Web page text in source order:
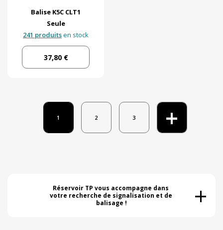
Balise K5C CLT1
Seule
241 produitsen stock
37,80 €
1 2 3 +
Réservoir TP vous accompagne dans
votre recherche de signalisation et de
balisage !
+